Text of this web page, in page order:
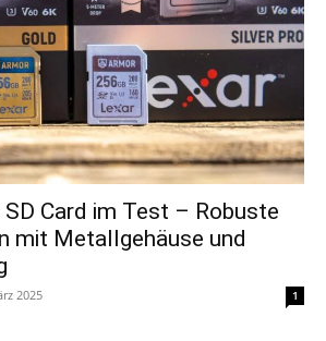
SD Card im Test – Robuste
mit Metallgehäuse und
2025 1